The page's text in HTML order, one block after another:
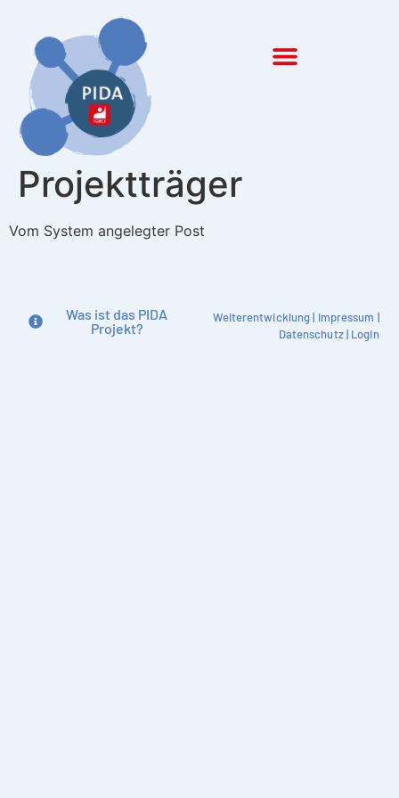
Projektträger
Vom System angelegter Post
Was ist das PIDA
Projekt?
Weiterentwicklung| Impressum |
Datenschutz| Login